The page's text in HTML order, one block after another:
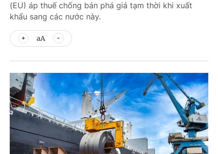
(EU) áp thuế chống bán phá giá tạm thời khi xuất
khẩu sang các nước này.
aA